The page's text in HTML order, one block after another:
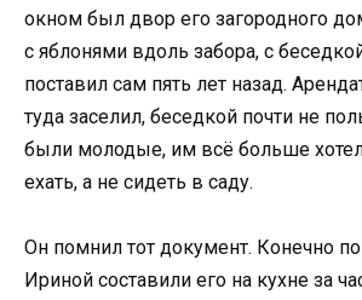
окном был двор его загородного
с яблонями вдоль забора, с
поставил сам пять лет назад.
туда заселил, беседкой почти не
были молодые, им всё больше
ехать, а не сидеть в саду.
Он помнил тот документ. Конечно
Ириной составили его на кухне за